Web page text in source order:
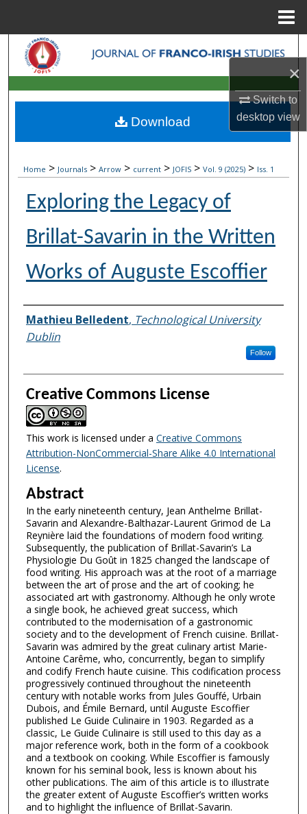
×
Switch to
desktopview
Search
My Account
Home > Journals > Arrow > current > JOFIS > Vol. 9 (2025) > Iss. 1
Exploring the Legacy of
Brillat-Savarin in the Written
Works of Auguste Escoffier
Authors
Mathieu Belledent, Technological University
Dublin
Follow
Creative Commons License
This work is licensed under a Creative Commons
Attribution-NonCommercial-Share Alike 4.0 International
License.
Abstract
In the early nineteenth century, Jean Anthelme Brillat-
Savarin and Alexandre-Balthazar-Laurent Grimod de La
Reynière laid the foundations of modern food writing.
Subsequently, the publication of Brillat-Savarin’s La
Physiologie Du Goût in 1825 changed the landscape of
food writing. His approach was at the root of a marriage
between the art of prose and the art of cooking; he
associated art with gastronomy. Although he only wrote
a single book, he achieved great success, which
contributed to the modernisation of a gastronomic
society and to the development of French cuisine. Brillat-
Savarin was admired by the great culinary artist Marie-
Antoine Carême, who, concurrently, began to simplify
and codify French haute cuisine. This codification process
progressively continued throughout the nineteenth
century with notable works from Jules Gouffé, Urbain
Dubois, and Émile Bernard, until Auguste Escoffier
published Le Guide Culinaire in 1903. Regarded as a
classic, Le Guide Culinaire is still used to this day as a
major reference work, both in the form of a cookbook
and a textbook on cooking. While Escoffier is famously
known for his seminal book, less is known about his
other publications. The aim of this article is to illustrate
the greater extent of Auguste Escoffier’s written works
and to highlight the influence of Brillat-Savarin.
Download